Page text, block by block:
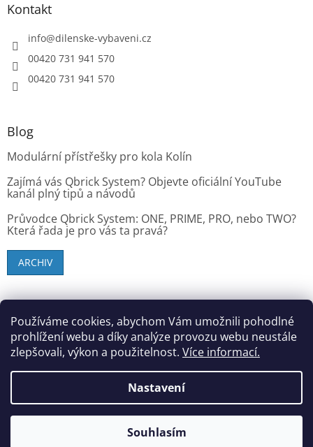
Používáme cookies, abychom Vám umožnili pohodlné
prohlížení webu a díky analýze provozu webu neustále
zlepšovali, výkon a použitelnost. Více informací.
Nastavení
Souhlasím
Kontakt
info@dilenske-vybaveni.cz
00420 731 941 570
00420 731 941 570
Blog
Modulární přístřešky pro kola Kolín
Zajímá vás Qbrick System? Objevte oficiální YouTube
kanál plný tipů a návodů
Průvodce Qbrick System: ONE, PRIME, PRO, nebo TWO?
Která řada je pro vás ta pravá?
ARCHIV
práva vyhrazena.